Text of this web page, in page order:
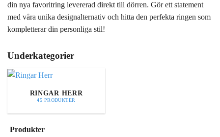
din nya favoritring levererad direkt till dörren. Gör ett statement
med våra unika designalternativ och hitta den perfekta ringen som
kompletterar din personliga stil!
Underkategorier
RINGAR HERR
45 PRODUKTER
Produkter